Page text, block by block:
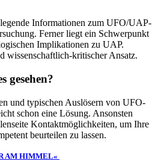
Informationen zum UFO/UAP-
Ferner liegt ein Schwerpunkt
Implikationen zu UAP.
wissenschaftlich-kritischer Ansatz.
gesehen?
und typischen Auslösern von UFO-
schon eine Lösung. Ansonsten
Kontaktmöglichkeiten, um Ihre
beurteilen zu lassen.
AM HIMMEL«